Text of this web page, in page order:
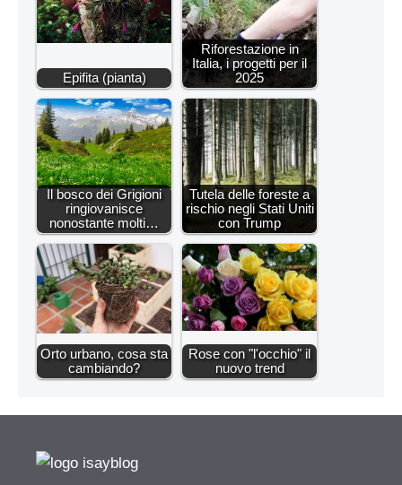
Epifita (pianta)
Riforestazione in
Italia, i progetti per il
2025
Il bosco dei Grigioni
ringiovanisce
nonostante molti…
Tutela delle foreste a
rischio negli Stati Uniti
con Trump
Orto urbano, cosa sta
cambiando?
Rose con "l'occhio" il
nuovo trend